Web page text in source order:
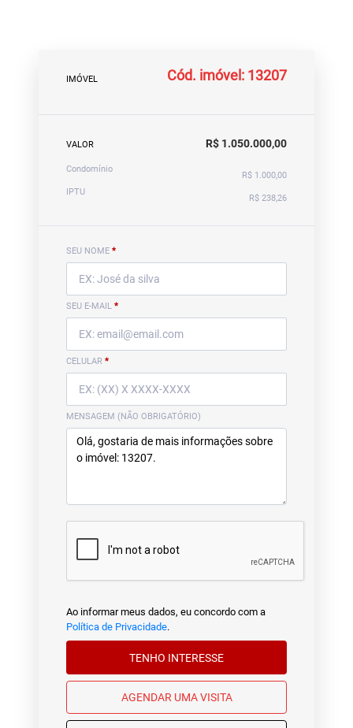
IMÓVEL Cód. imóvel: 13207
VALOR R$ 1.050.000,00
Condomínio
R$ 1.000,00
IPTU
R$ 238,26
SEU NOME *
SEU E-MAIL *
CELULAR *
MENSAGEM (NÃO OBRIGATÓRIO)
Ao informar meus dados, eu concordo com a
Política de Privacidade.
TENHO INTERESSE
AGENDAR UMA VISITA